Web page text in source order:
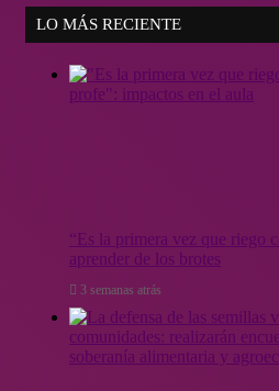
LO MÁS RECIENTE
“Es la primera vez que riego
aprender de los brotes
3 semanas atrás